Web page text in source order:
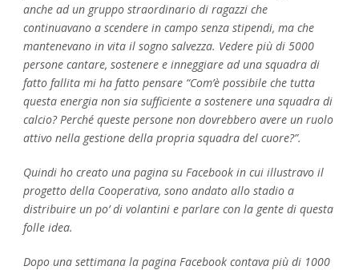
anche ad un gruppo straordinario di ragazzi che
continuavano a scendere in campo senza stipendi, ma che
mantenevano in vita il sogno salvezza. Vedere più di 5000
persone cantare, sostenere e inneggiare ad una squadra di
fatto fallita mi ha fatto pensare “Com’è possibile che tutta
questa energia non sia sufficiente a sostenere una squadra di
calcio? Perché queste persone non dovrebbero avere un ruolo
attivo nella gestione della propria squadra del cuore?”.
Quindi ho creato una pagina su Facebook in cui illustravo il
progetto della Cooperativa, sono andato allo stadio a
distribuire un po’ di volantini e parlare con la gente di questa
folle idea.
Dopo una settimana la pagina Facebook contava più di 1000